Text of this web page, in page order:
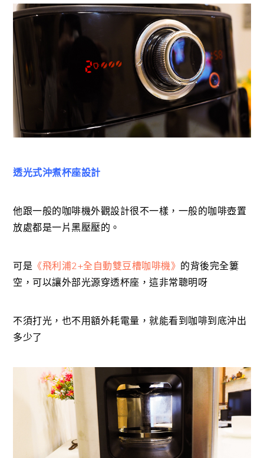
透光式沖煮杯座設計
他跟一般的咖啡機外觀設計很不一樣，一般的咖啡壺置
放處都是一片黑壓壓的。
可是 《飛利浦2+全自動雙豆槽咖啡機》 的背後完全簍
空，可以讓外部光源穿透杯座，這非常聰明呀
不須打光，也不用額外耗電量，就能看到咖啡到底沖出
多少了